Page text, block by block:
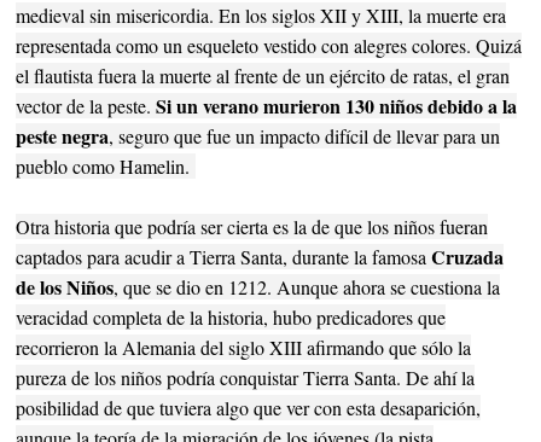
medieval sin misericordia. En los siglos XII y XIII, la muerte era
representada como un esqueleto vestido con alegres colores. Quizá
el flautista fuera la muerte al frente de un ejército de ratas, el gran
vector de la peste.Si un verano murieron 130 niños debido a la
peste negra, seguro que fue un impacto difícil de llevar para un
pueblo como Hamelin.
Otra historia que podría ser cierta es la de que los niños fueran
captados para acudir a Tierra Santa, durante la famosaCruzada
de los Niños, que se dio en 1212. Aunque ahora se cuestiona la
veracidad completa de la historia, hubo predicadores que
recorrieron la Alemania del siglo XIII afirmando que sólo la
pureza de los niños podría conquistar Tierra Santa. De ahí la
posibilidad de que tuviera algo que ver con esta desaparición,